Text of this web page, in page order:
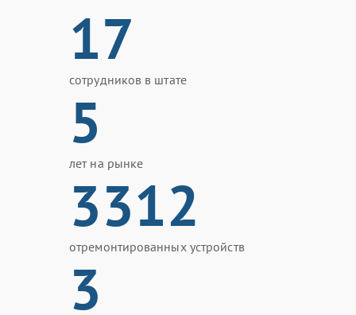
17
сотрудников в штате
5
лет на рынке
3312
отремонтированных устройств
3